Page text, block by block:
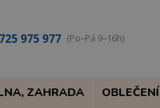
975 977 (Po–Pá 9–16h)
ZAHRADA OBLEČENÍ